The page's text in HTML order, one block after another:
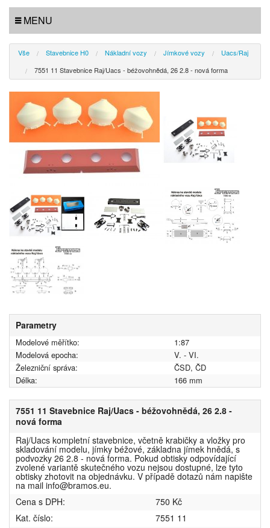
MENU
Vše Stavebnice H0 Nákladní vozy Jímkové vozy
Uacs/Raj
7551 11 Stavebnice Raj/Uacs - béžovohnědá, 26 2.8 - nová forma
Parametry
Modelové měřítko:
1:87
Modelová epocha:
V. - VI.
Železniční správa:
ČSD, ČD
Délka:
166 mm
7551 11 Stavebnice Raj/Uacs - béžovohnědá, 26 2.8 -
nová forma
Raj/Uacs kompletní stavebnice, včetně krabičky a vložky pro
skladování modelu, jímky béžové, základna jímek hnědá, s
podvozky 26 2.8 - nová forma. Pokud obtisky odpovídající
zvolené variantě skutečného vozu nejsou dostupné, lze tyto
obtisky zhotovit na objednávku. V případě dotazů nám napište
na mail info@bramos.eu.
Cena s DPH:
750 Kč
Kat. číslo:
7551 11